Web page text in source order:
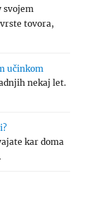
svojem
tovora,
učinkom
nekaj let.
kar doma